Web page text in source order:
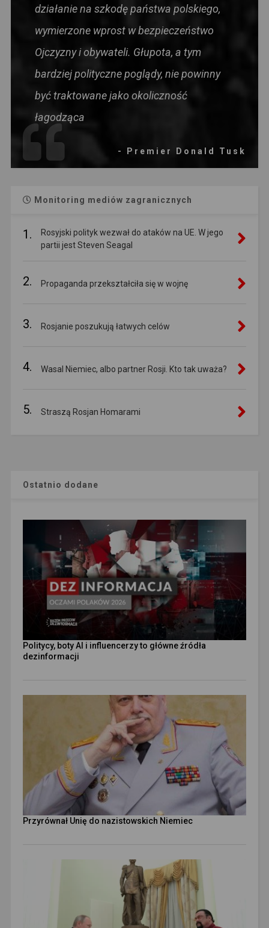
działanie na szkodę państwa polskiego,
wymierzone wprost w bezpieczeństwo
Ojczyzny i obywateli. Głupota, a tym
bardziej polityczne poglądy, nie powinny
być traktowane jako okoliczność
łagodząca
- Premier Donald Tusk
Monitoring mediów zagranicznych
1.
Rosyjski polityk wezwał do ataków na UE. W jego
partii jest Steven Seagal
2. Propaganda przekształciła się w wojnę
3. Rosjanie poszukują łatwych celów
4. Wasal Niemiec, albo partner Rosji. Kto tak uważa?
5. Straszą Rosjan Homarami
Ostatnio dodane
Politycy, boty AI i influencerzy to główne źródła
dezinformacji
Przyrównał Unię do nazistowskich Niemiec